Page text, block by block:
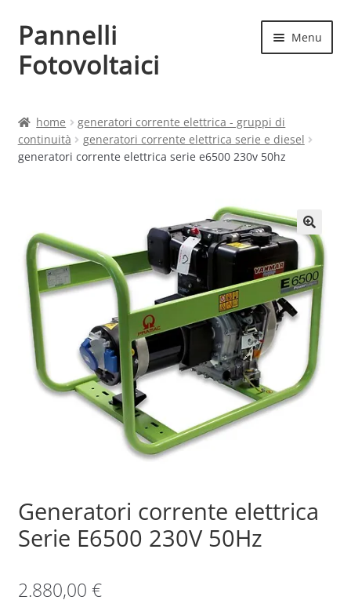
Vai
alla
navigazione
Vai
al
contenuto
Pannelli
Fotovoltaici
Menu
Cart
Contatti
My account
Produttori
Sample Page
home
generatori corrente elettrica - gruppi di
continuità
generatori corrente elettrica serie e diesel
generatori corrente elettrica serie e6500 230v 50hz
Generatori corrente elettrica
Serie E6500 230V 50Hz
2.880,00 €